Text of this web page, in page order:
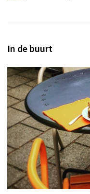
In de buurt